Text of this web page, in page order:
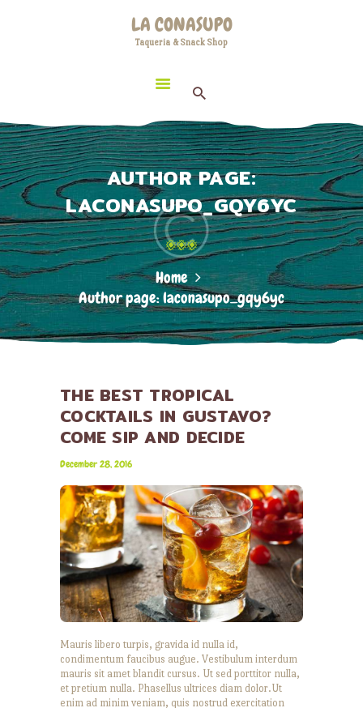
LA CONASUPO
Taqueria & Snack Shop
AUTHOR PAGE:
LACONASUPO_GQY6YC
Home
Author page: laconasupo_gqy6yc
LA CONASUPO
HOME
LOCATION
CONTACT
THE BEST TROPICAL
COCKTAILS IN GUSTAVO?
COME SIP AND DECIDE
December 28, 2016
Mauris libero turpis, gravida id nulla id,
condimentum faucibus augue. Vestibulum interdum
mauris sit amet blandit cursus. Ut sed porttitor nulla,
et pretium nulla. Phasellus ultrices diam dolor.Ut
enim ad minim veniam, quis nostrud exercitation